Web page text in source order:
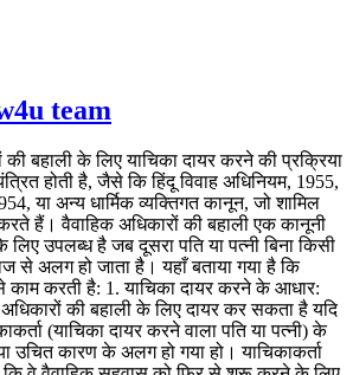
team
की बहाली के लिए याचिका दायर करने की प्रक्रिया
होती है, जैसे कि हिंदू विवाह अधिनियम, 1955,
या अन्य धार्मिक व्यक्तिगत कानून, जो शामिल
हैं। वैवाहिक अधिकारों की बहाली एक कानूनी
लिए उपलब्ध है जब दूसरा पति या पत्नी बिना किसी
से अलग हो जाता है। यहाँ बताया गया है कि
काम करती है: 1. याचिका दायर करने के आधार:
अधिकारों की बहाली के लिए दायर कर सकता है यदि
(याचिका दायर करने वाला पति या पत्नी) के
उचित कारण के अलग हो गया हो। याचिकाकर्ता